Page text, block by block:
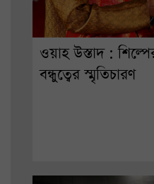
ওয়াহ উস্তাদ :
বন্ধুত্বের স্মৃতিচারণ